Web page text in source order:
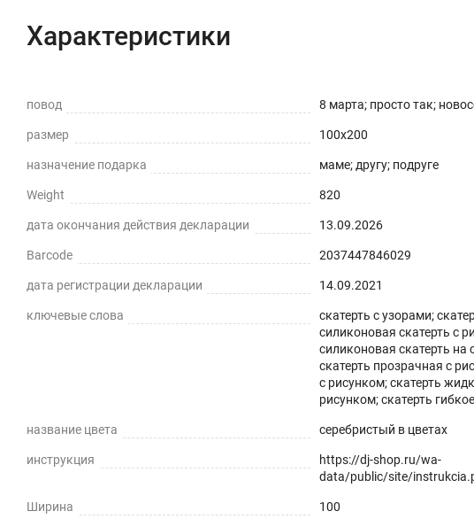
Характеристики
повод 8 марта; просто так;
размер 100x200
назначение подарка маме; другу; подруге
Weight 820
дата окончания действия декларации 13.09.2026
Barcode 2037447846029
дата регистрации декларации 14.09.2021
ключевые слова
скатерть с узорами;
силиконовая скатерть с
силиконовая скатерть на
скатерть прозрачная с
с рисунком; скатерть
рисунком; скатерть
название цвета серебристый в цветах
инструкция
https://dj-shop.ru/wa-
data/public/site/
Ширина 100